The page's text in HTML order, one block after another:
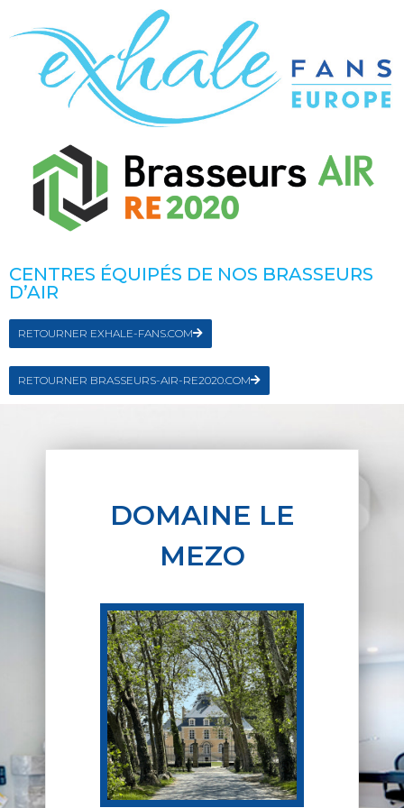
CENTRES ÉQUIPÉS DE NOS BRASSEURS
D’AIR
RETOURNER EXHALE-FANS.COM
RETOURNER BRASSEURS-AIR-RE2020.COM
DOMAINE LE
MEZO